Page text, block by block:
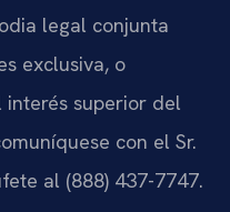
legal conjunta
exclusiva, o
superior del
con el Sr.
al (888) 437-7747.